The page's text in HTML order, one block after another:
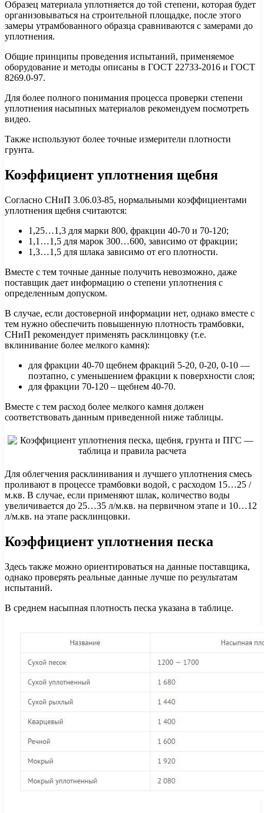
Образец материала уплотняется до той степени, которая будет
организовываться на строительной площадке, после этого
замеры утрамбованного образца сравниваются с замерами до
уплотнения.
Общие принципы проведения испытаний, применяемое
оборудование и методы описаны в ГОСТ 22733-2016 и ГОСТ
8269.0-97.
Для более полного понимания процесса проверки степени
уплотнения насыпных материалов рекомендуем посмотреть
видео.
Также используют более точные измерители плотности
грунта.
Коэффициент уплотнения щебня
Согласно СНиП 3.06.03-85, нормальными коэффициентами
уплотнения щебня считаются:
1,25…1,3 для марки 800, фракции 40-70 и 70-120;
1,1…1,5 для марок 300…600, зависимо от фракции;
1,3…1,5 для шлака зависимо от его плотности.
Вместе с тем точные данные получить невозможно, даже
поставщик дает информацию о степени уплотнения с
определенным допуском.
В случае, если достоверной информации нет, однако вместе с
тем нужно обеспечить повышенную плотность трамбовки,
СНиП рекомендует применять расклинцовку (т.е.
вклинивание более мелкого камня):
для фракции 40-70 щебнем фракций 5-20, 0-20, 0-10 —
поэтапно, с уменьшением фракции к поверхности слоя;
для фракции 70-120 – щебнем 40-70.
Вместе с тем расход более мелкого камня должен
соответствовать данным приведенной ниже таблицы.
Для облегчения расклинивания и лучшего уплотнения смесь
проливают в процессе трамбовки водой, с расходом 15…25 /
м.кв. В случае, если применяют шлак, количество воды
увеличивается до 25…35 л/м.кв. на первичном этапе и 10…12
л/м.кв. на этапе расклинцовки.
Коэффициент уплотнения песка
Здесь также можно ориентироваться на данные поставщика,
однако проверять реальные данные лучше по результатам
испытаний.
В среднем насыпная плотность песка указана в таблице.